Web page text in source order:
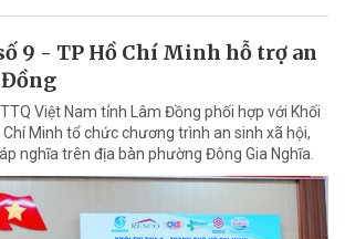
9 - TP Hồ Chí Minh hỗ trợ an
Việt Nam tỉnh Lâm Đồng phối hợp với Khối
Minh tổ chức chương trình an sinh xã hội,
nghĩa trên địa bàn phường Đông Gia Nghĩa.